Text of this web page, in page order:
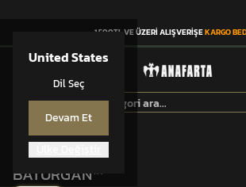
United States
Dil Seç
Devam Et
1.500TL VE ÜZERİ ALIŞVERİŞEKARGO
BATURGAN™
BATURGAN™